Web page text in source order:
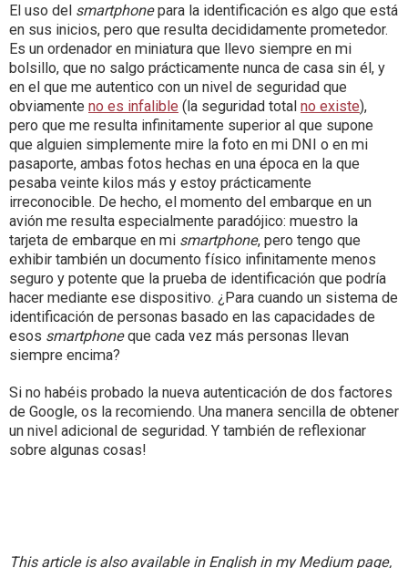
El uso del smartphonepara la identificación es algo que está
en sus inicios, pero que resulta decididamente prometedor.
Es un ordenador en miniatura que llevo siempre en mi
bolsillo, que no salgo prácticamente nunca de casa sin él, y
en el que me autentico con un nivel de seguridad que
obviamente no es infalible (la seguridad total no existe),
pero que me resulta infinitamente superior al que supone
que alguien simplemente mire la foto en mi DNI o en mi
pasaporte, ambas fotos hechas en una época en la que
pesaba veinte kilos más y estoy prácticamente
irreconocible. De hecho, el momento del embarque en un
avión me resulta especialmente paradójico: muestro la
tarjeta de embarque en mi smartphone, pero tengo que
exhibir también un documento físico infinitamente menos
seguro y potente que la prueba de identificación que podría
hacer mediante ese dispositivo. ¿Para cuando un sistema de
identificación de personas basado en las capacidades de
esos smartphoneque cada vez más personas llevan
siempre encima?
Si no habéis probado la nueva autenticación de dos factores
de Google, os la recomiendo. Una manera sencilla de obtener
un nivel adicional de seguridad. Y también de reflexionar
sobre algunas cosas!
This article is also available in English in my Medium page,